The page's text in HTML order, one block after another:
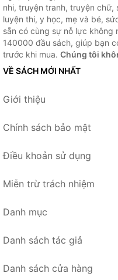
nhi, truyện tranh, truyện chữ,
luyện thi, y học, mẹ và bé,
sẵn có cùng sự nỗ lực không
140000 đầu sách, giúp bạn
trước khi mua. Chúng tôi
VỀ SÁCH MỚI NHẤT
Giới thiệu
Chính sách bảo mật
Điều khoản sử dụng
Miễn trừ trách nhiệm
Danh mục
Danh sách tác giả
Danh sách cửa hàng